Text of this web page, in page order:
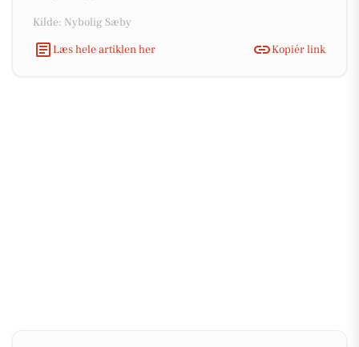
Kilde: Nybolig Sæby
Læs hele artiklen her
Kopiér link